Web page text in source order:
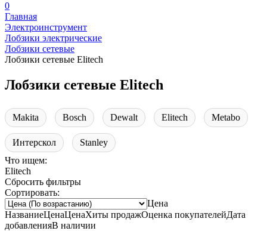
0
Главная
Электроинструмент
Лобзики электрические
Лобзики сетевые
Лобзики сетевые Elitech
Лобзики сетевые Elitech
Makita Bosch Dewalt Elitech Metabo
Интерскол
Stanley
Что ищем:
Elitech
Сбросить фильтры
Сортировать:
Цена
НазваниеЦенаЦенаХиты продажОценка покупателейДата
добавленияВ наличии